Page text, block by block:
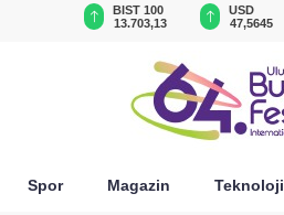
BIST 100
13.703,13
USD
47,5645
Spor Magazin Teknoloji